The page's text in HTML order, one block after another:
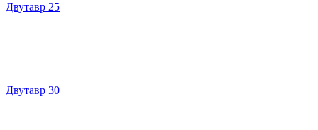
Двутавр 25
Двутавр 30